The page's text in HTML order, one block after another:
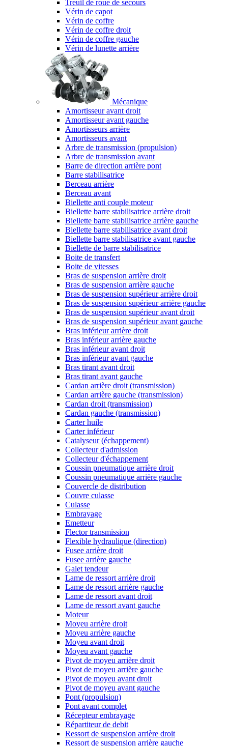
Treuil de roue de secours
Vérin de capot
Vérin de coffre
Vérin de coffre droit
Vérin de coffre gauche
Vérin de lunette arrière
Mécanique
Amortisseur avant droit
Amortisseur avant gauche
Amortisseurs arrière
Amortisseurs avant
Arbre de transmission (propulsion)
Arbre de transmission avant
Barre de direction arrière pont
Barre stabilisatrice
Berceau arrière
Berceau avant
Biellette anti couple moteur
Biellette barre stabilisatrice arrière droit
Biellette barre stabilisatrice arrière gauche
Biellette barre stabilisatrice avant droit
Biellette barre stabilisatrice avant gauche
Biellette de barre stabilisatrice
Boite de transfert
Boite de vitesses
Bras de suspension arrière droit
Bras de suspension arrière gauche
Bras de suspension supérieur arrière droit
Bras de suspension supérieur arrière gauche
Bras de suspension supérieur avant droit
Bras de suspension supérieur avant gauche
Bras inférieur arrière droit
Bras inférieur arrière gauche
Bras inférieur avant droit
Bras inférieur avant gauche
Bras tirant avant droit
Bras tirant avant gauche
Cardan arrière droit (transmission)
Cardan arrière gauche (transmission)
Cardan droit (transmission)
Cardan gauche (transmission)
Carter huile
Carter inférieur
Catalyseur (échappement)
Collecteur d'admission
Collecteur d'échappement
Coussin pneumatique arrière droit
Coussin pneumatique arrière gauche
Couvercle de distribution
Couvre culasse
Culasse
Embrayage
Emetteur
Flector transmission
Flexible hydraulique (direction)
Fusee arrière droit
Fusee arrière gauche
Galet tendeur
Lame de ressort arrière droit
Lame de ressort arrière gauche
Lame de ressort avant droit
Lame de ressort avant gauche
Moteur
Moyeu arrière droit
Moyeu arrière gauche
Moyeu avant droit
Moyeu avant gauche
Pivot de moyeu arrière droit
Pivot de moyeu arrière gauche
Pivot de moyeu avant droit
Pivot de moyeu avant gauche
Pont (propulsion)
Pont avant complet
Récepteur embrayage
Répartiteur de debit
Ressort de suspension arrière droit
Ressort de suspension arrière gauche